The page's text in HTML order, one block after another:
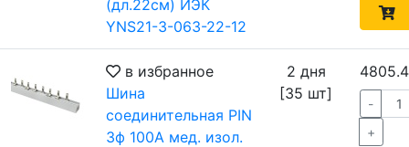
(дл.22см) ИЭК
YNS21-3-063-22-12
в избранное
Шина
соединительная PIN
3ф 100А мед. изол.
2 дня
[35 шт]
-
+